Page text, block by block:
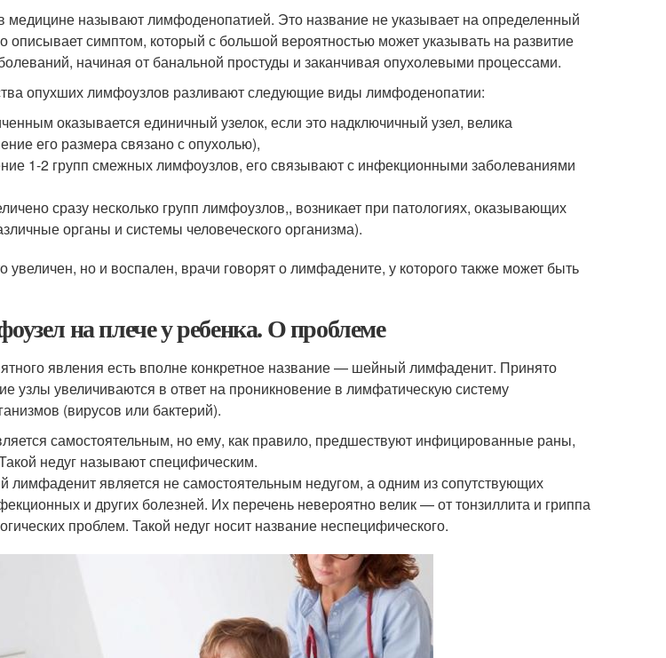
медицине называют лимфоденопатией. Это название не указывает на определенный
описывает симптом, который с большой вероятностью может указывать на развитие
начиная от банальной простуды и заканчивая опухолевыми процессами.
опухших лимфоузлов разливают следующие виды лимфоденопатии:
оказывается единичный узелок, если это надключичный узел, велика
его размера связано с опухолью),
1-2 групп смежных лимфоузлов, его связывают с инфекционными заболеваниями
сразу несколько групп лимфоузлов,, возникает при патологиях, оказывающих
органы и системы человеческого организма).
увеличен, но и воспален, врачи говорят о лимфадените, у которого также может быть
на плече у ребенка. О проблеме
явления есть вполне конкретное название — шейный лимфаденит. Принято
узлы увеличиваются в ответ на проникновение в лимфатическую систему
(вирусов или бактерий).
самостоятельным, но ему, как правило, предшествуют инфицированные раны,
недуг называют специфическим.
лимфаденит является не самостоятельным недугом, а одним из сопутствующих
и других болезней. Их перечень невероятно велик — от тонзиллита и гриппа
проблем. Такой недуг носит название неспецифического.